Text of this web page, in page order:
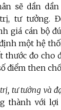
sẽ dần dần
tư tưởng.
giá cán bộ
một hệ
đo cho
điểm then
tư tưởng và
thành với lợi